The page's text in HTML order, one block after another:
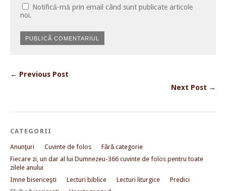
Notifică-mă prin email când sunt publicate articole
noi.
← Previous Post
Next Post →
CATEGORII
Anunţuri Cuvinte de folos
Fără categorie
Fiecare zi, un dar al lui Dumnezeu-366 cuvinte de folos pentru toate
zilele anului
Imne bisericeşti
Lecturi biblice Lecturi liturgice
Predici